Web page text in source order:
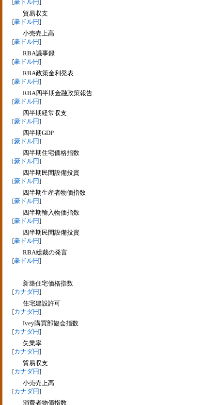
[豪ドル円]
貿易収支
[豪ドル円]
小売売上高
[豪ドル円]
RBA議事録
[豪ドル円]
RBA政策金利発表
[豪ドル円]
RBA四半期金融政策報告
[豪ドル円]
四半期経常収支
[豪ドル円]
四半期GDP
[豪ドル円]
四半期住宅価格指数
[豪ドル円]
四半期民間設備投資
[豪ドル円]
四半期生産者物価指数
[豪ドル円]
四半期輸入物価指数
[豪ドル円]
四半期民間設備投資
[豪ドル円]
RBA総裁の発言
[豪ドル円]
新築住宅価格指数
[カナダ円]
住宅建設許可
[カナダ円]
Ivey購買部協会指数
[カナダ円]
失業率
[カナダ円]
貿易収支
[カナダ円]
小売売上高
[カナダ円]
消費者物価指数